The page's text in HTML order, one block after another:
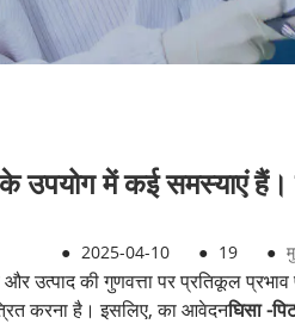
उपयोग में कई समस्याएं
● 2025-04-10 ● 19 ●
और उत्पाद की गुणवत्ता पर प्रतिकूल
करना है। इसलिए, का आवेदनघिसा -